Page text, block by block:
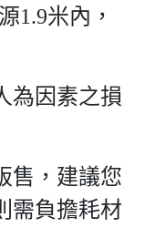
1.9米內，
為因素之損
售，建議您
需負擔耗材